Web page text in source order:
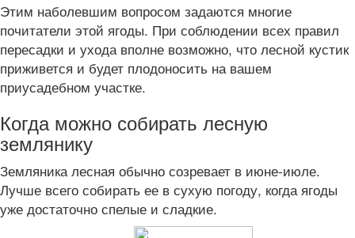
Этим наболевшим вопросом задаются многие
почитатели этой ягоды. При соблюдении всех правил
пересадки и ухода вполне возможно, что лесной кустик
приживется и будет плодоносить на вашем
приусадебном участке.
Когда можно собирать лесную
землянику
Земляника лесная обычно созревает в июне-июле.
Лучше всего собирать ее в сухую погоду, когда ягоды
уже достаточно спелые и сладкие.